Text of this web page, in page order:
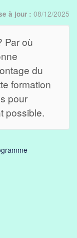
à jour : 08/12/2025
Par où
du
formation
pour
possible.